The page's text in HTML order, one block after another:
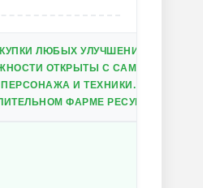
ЛЮБЫХ УЛУЧШЕНИЙ.
ОТКРЫТЫ С САМОГО НАЧАЛА.
И ТЕХНИКИ.
ФАРМЕ РЕСУРСОВ.